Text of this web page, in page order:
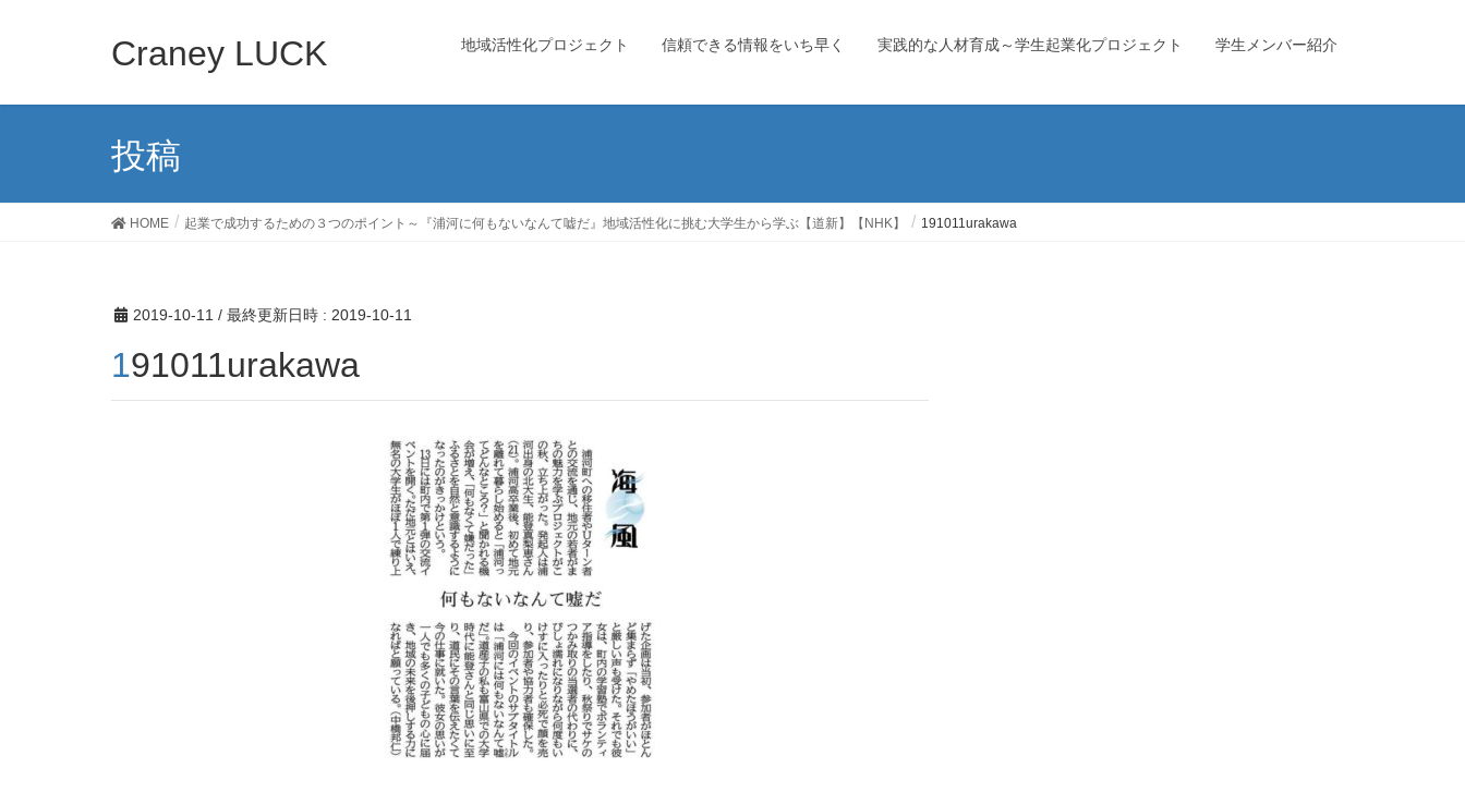
Craney LUCK 地域活性化プロジェクト 信頼できる情報をいち早く 実践的な人材育成～学生起業化プロジェクト 学生メンバー紹介
投稿
HOME 起業で成功するための３つのポイント～『浦河に何もないなんて嘘だ』地域活性化に挑む大学生から学ぶ【道新】【NHK】 191011urakawa
2019-10-11 / 最終更新日時 : 2019-10-11
191011urakawa